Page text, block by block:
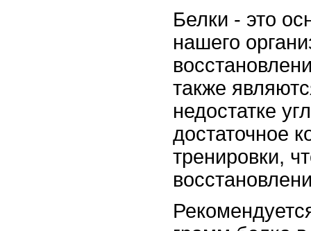
Белки - это
нашего
также
недостатке
достаточное
тренировки,